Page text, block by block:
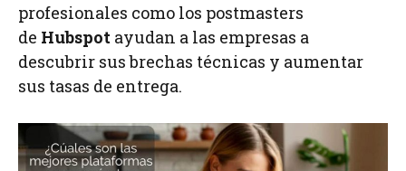
profesionales como los postmasters
de Hubspot ayudan a las empresas a
descubrir sus brechas técnicas y aumentar
sus tasas de entrega.